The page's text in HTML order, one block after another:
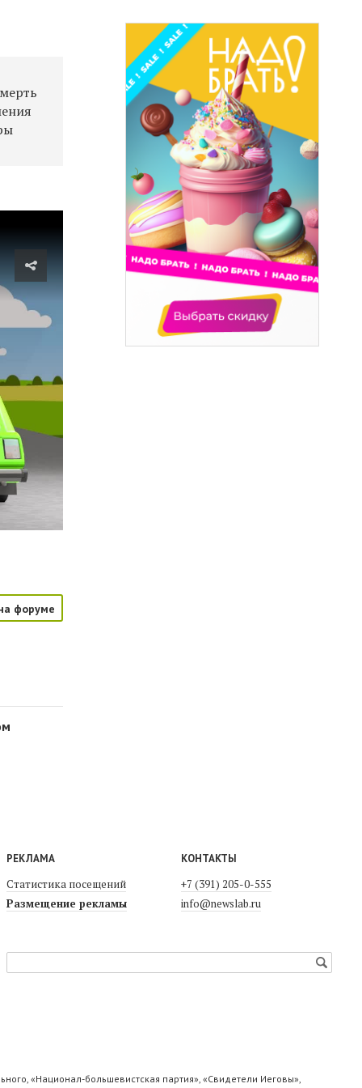
форуме
РЕКЛАМА
Статистика посещений
Размещение рекламы
КОНТАКТЫ
+7 (391) 205-0-555
info@newslab.ru
«Национал-большевистская партия», «Свидетели Иеговы»,